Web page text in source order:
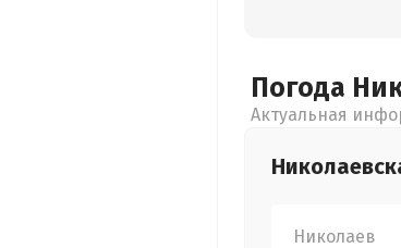
Погода
Актуальная
Николаев